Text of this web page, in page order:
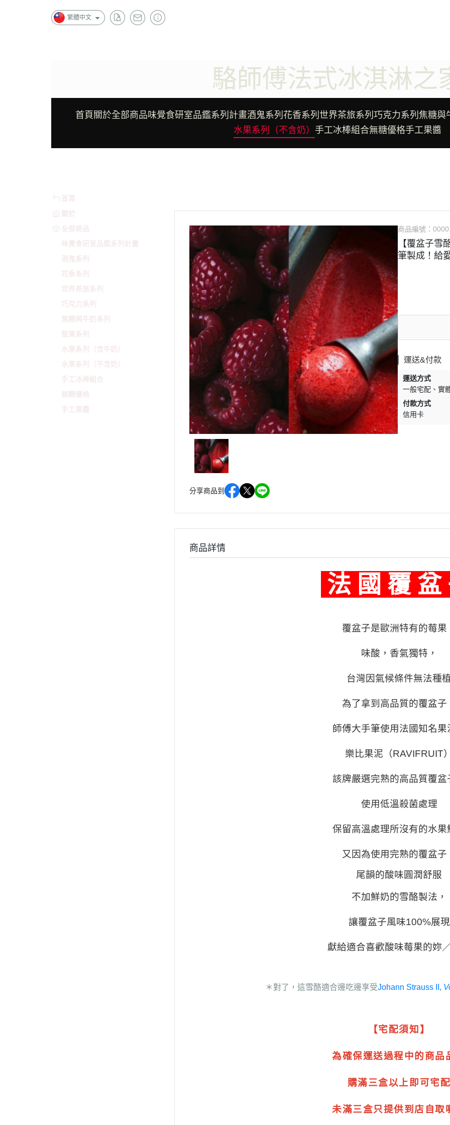
繁體中文
駱師傅法式冰淇淋之
首頁 關於全部商品味覺食研室品鑑系列計畫酒鬼系列 花香系列 世界茶旅系列 巧克力系列 焦糖與
水果系列（不含奶） 手工冰棒組合無糖優格手工果醬
分享商品到
商品編號：
【覆盆子雪
筆製成！給
運送&付款
運送方式
一般宅配
實
付款方式
信用卡
商品詳情
法 國 覆
覆盆子是歐洲特有的莓果
味酸，香氣獨特，
台灣因氣候條件無法種
為了拿到高品質的覆盆子
師傅大手筆使用法國知名果
樂比果泥（RAVIFRUIT
該牌嚴選完熟的高品質覆盆
使用低溫殺菌處理
保留高溫處理所沒有的水果
又 因為使用完熟的覆盆子
尾韻的酸味圓潤舒服
不加鮮奶的雪酪製法，
讓覆盆子風味100%展現
獻給適合喜歡酸味莓果的妳
＊對了，這雪酪適合邊吃邊享受Johann Strauss II,
【宅配須知】
為確保運送過程中的商品
購滿三盒以上即可宅
未滿三盒只提供到店自取